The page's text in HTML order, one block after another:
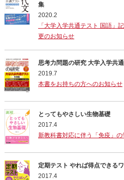
集
2020.2
「大学入学共通テスト 国語」
更のお知らせ
思考力問題の研究 大学入学共
2019.7
本書をお持ちの方へのお知らせ
とってもやさしい生物基礎
2017.4
新教科書対応に伴う「免疫」
定期テスト やれば得点できる
2017.4